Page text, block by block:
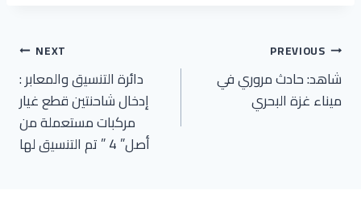
ا
ل
ص
و
تصفّح
المقالات
PREVIOUS
شاهد: حادث مروري في
ميناء غزة البحري
NEXT
دائرة التنسيق والمعابر :
إدخال شاحنتين قطع غيار
مركبات مستعملة من
أصل” 4 ” تم التنسيق لها